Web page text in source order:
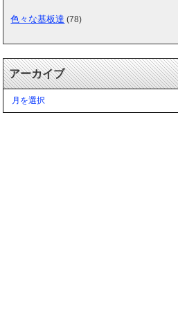
色々な基板達 (78)
アーカイブ